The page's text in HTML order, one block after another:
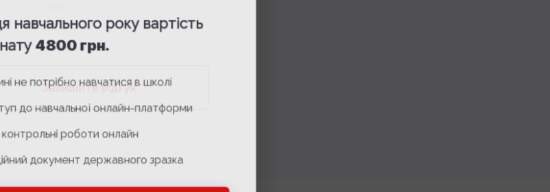
навчального року вартість
4800 грн.
не потрібно навчатися в школі
до навчальної онлайн-платформи
контрольні роботи онлайн
документ державного зразка
Залишити відгук